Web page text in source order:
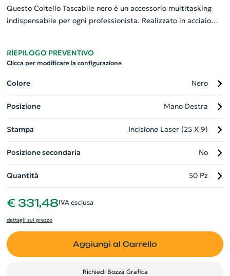
Questo Coltello Tascabile nero è un accessorio multitasking
indispensabile per ogni professionista. Realizzato in acciaio
manico in alluminio e il moschettone lo rendono facilmente
aziendale, diventa un gadget unico, perfetto per promuovere il
tuo brand. Un prodotto essenziale per chi cerca praticità ed
efficienza in ogni momento.
RIEPILOGO PREVENTIVO
Clicca per modificare la configurazione
Colore Nero
Posizione Mano Destra
Stampa Incisione Laser (25 X 9)
Posizione secondaria No
Quantità 50 Pz
€ 331,48IVA esclusa
dettagli sul prezzo
Aggiungi al Carrello
Richiedi Bozza Grafica